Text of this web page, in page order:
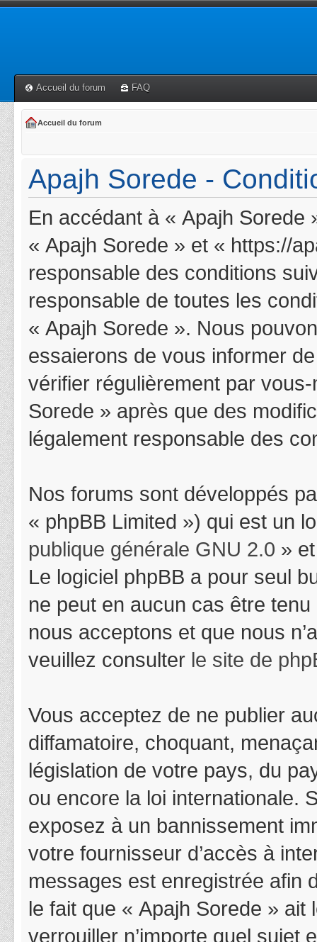
Accueil du forum FAQ
Accueil du forum
Apajh Sorede -
En accédant à « Apajh
« Apajh Sorede » et « https://
responsable des conditions
responsable de toutes les
« Apajh Sorede ». Nous
essaierons de vous informer
vérifier régulièrement par
Sorede » après que des
légalement responsable des
Nos forums sont développés
« phpBB Limited ») qui est un
publique générale GNU 2.0 »
Le logiciel phpBB a pour seul
ne peut en aucun cas être
nous acceptons et que nous
veuillez consulter le site de
Vous acceptez de ne publier
diffamatoire, choquant,
législation de votre pays, du
ou encore la loi internationale.
exposez à un bannissement
votre fournisseur d’accès à
messages est enregistrée afin
le fait que « Apajh Sorede »
verrouiller n’importe quel sujet